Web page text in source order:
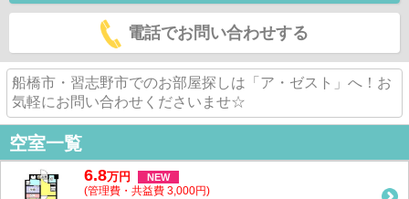
電話でお問い合わせする
船橋市・習志野市でのお部屋探しは「ア・ゼスト」へ！お
気軽にお問い合わせくださいませ☆
空室一覧
6.8万円 NEW
(管理費・共益費 3,000円)